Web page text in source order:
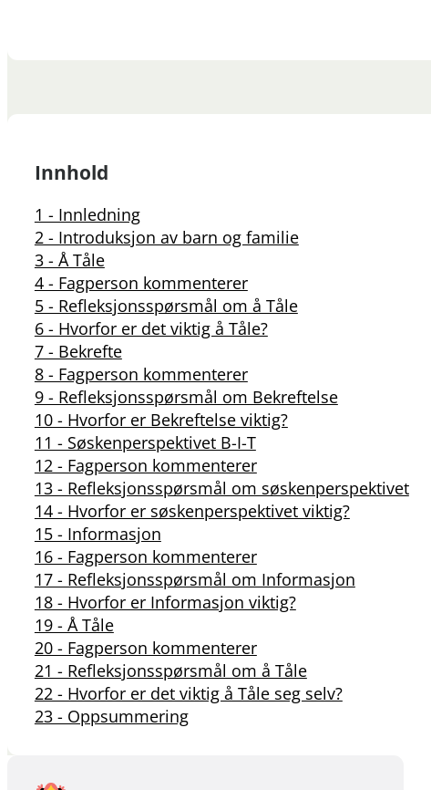
Innhold
1 - Innledning
2 - Introduksjon av barn og familie
3 - Å Tåle
4 - Fagperson kommenterer
5 - Refleksjonsspørsmål om å Tåle
6 - Hvorfor er det viktig å Tåle?
7 - Bekrefte
8 - Fagperson kommenterer
9 - Refleksjonsspørsmål om Bekreftelse
10 - Hvorfor er Bekreftelse viktig?
11 - Søskenperspektivet B-I-T
12 - Fagperson kommenterer
13 - Refleksjonsspørsmål om søskenperspektivet
14 - Hvorfor er søskenperspektivet viktig?
15 - Informasjon
16 - Fagperson kommenterer
17 - Refleksjonsspørsmål om Informasjon
18 - Hvorfor er Informasjon viktig?
19 - Å Tåle
20 - Fagperson kommenterer
21 - Refleksjonsspørsmål om å Tåle
22 - Hvorfor er det viktig å Tåle seg selv?
23 - Oppsummering